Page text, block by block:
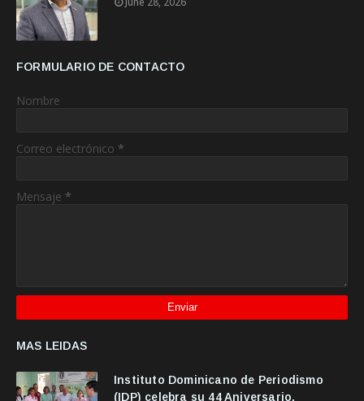
FORMULARIO DE CONTACTO
Nombre
Correo electrónico *
Mensaje *
MAS LEIDAS
Instituto Dominicano de Periodismo
(IDP) celebra su 44 Aniversario.